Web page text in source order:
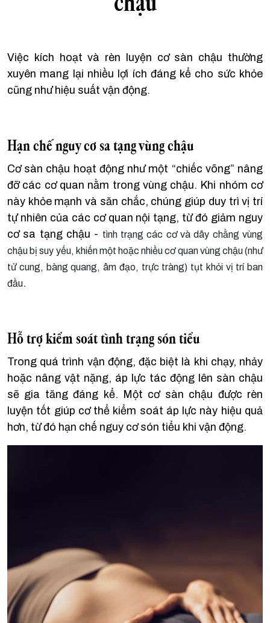
Việc kích hoạt và rèn luyện cơ sàn chậu thường
xuyên mang lại nhiều lợi ích đáng kể cho sức khỏe
cũng như hiệu suất vận động.
Hạn chế nguy cơ sa tạng vùng chậu
Cơ sàn chậu hoạt động như một “chiếc võng” nâng
đỡ các cơ quan nằm trong vùng chậu. Khi nhóm cơ
này khỏe mạnh và săn chắc, chúng giúp duy trì vị trí
tự nhiên của các cơ quan nội tạng, từ đó giảm nguy
cơ sa tạng chậu - tình trạng các cơ và dây chằng vùng
chậu bị suy yếu, khiến một hoặc nhiều cơ quan vùng chậu (như
tử cung, bàng quang, âm đạo, trực tràng) tụt khỏi vị trí ban
đầu.
Hỗ trợ kiểm soát tình trạng són tiểu
Trong quá trình vận động, đặc biệt là khi chạy, nhảy
hoặc nâng vật nặng, áp lực tác động lên sàn chậu
sẽ gia tăng đáng kể. Một cơ sàn chậu được rèn
luyện tốt giúp cơ thể kiểm soát áp lực này hiệu quả
hơn, từ đó hạn chế nguy cơ són tiểu khi vận động.